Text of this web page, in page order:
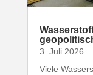
3. Juli 2026
Viele